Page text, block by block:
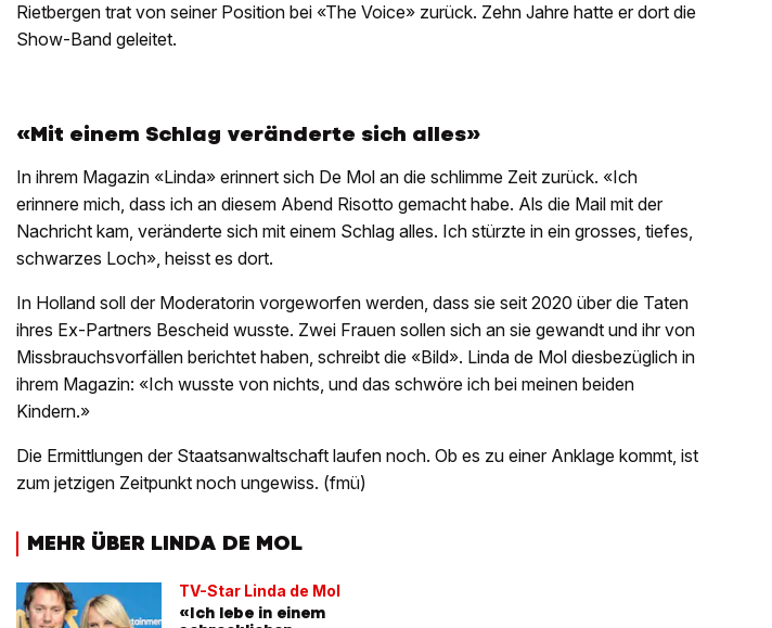
Rietbergen trat von seiner Position bei «The Voice» zurück. Zehn Jahre hatte er dort die
Show-Band geleitet.
«Mit einem Schlag veränderte sich alles»
In ihrem Magazin «Linda» erinnert sich De Mol an die schlimme Zeit zurück. «Ich
erinnere mich, dass ich an diesem Abend Risotto gemacht habe. Als die Mail mit der
Nachricht kam, veränderte sich mit einem Schlag alles. Ich stürzte in ein grosses, tiefes,
schwarzes Loch», heisst es dort.
In Holland soll der Moderatorin vorgeworfen werden, dass sie seit 2020 über die Taten
ihres Ex-Partners Bescheid wusste. Zwei Frauen sollen sich an sie gewandt und ihr von
Missbrauchsvorfällen berichtet haben, schreibt die «Bild». Linda de Mol diesbezüglich in
ihrem Magazin: «Ich wusste von nichts, und das schwöre ich bei meinen beiden
Kindern.»
Die Ermittlungen der Staatsanwaltschaft laufen noch. Ob es zu einer Anklage kommt, ist
zum jetzigen Zeitpunkt noch ungewiss. (fmü)
MEHR ÜBER LINDA DE MOL
TV-Star Linda de Mol
«Ich lebe in einem